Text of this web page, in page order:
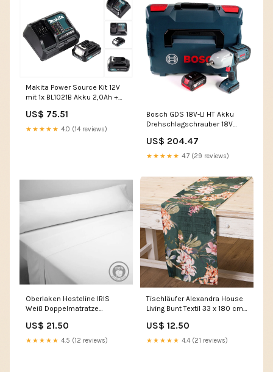
Makita Power Source Kit 12V
mit 1x BL1021B Akku 2,0Ah +
US$ 75.51
★★★★★ 4.0 (14 reviews)
Bosch GDS 18V-LI HT Akku
Drehschlagschrauber 18V
3,0 Akku in L-Boxx - ohne
Lader S - shop
US$ 204.47
★★★★★ 4.7 (29 reviews)
Oberlaken Hosteline IRIS
Weiß Doppelmatratze
US$ 21.50
★★★★★ 4.5 (12 reviews)
Tischläufer Alexandra House
Living Bunt Textil 33 x 180 cm
US$ 12.50
★★★★★ 4.4 (21 reviews)